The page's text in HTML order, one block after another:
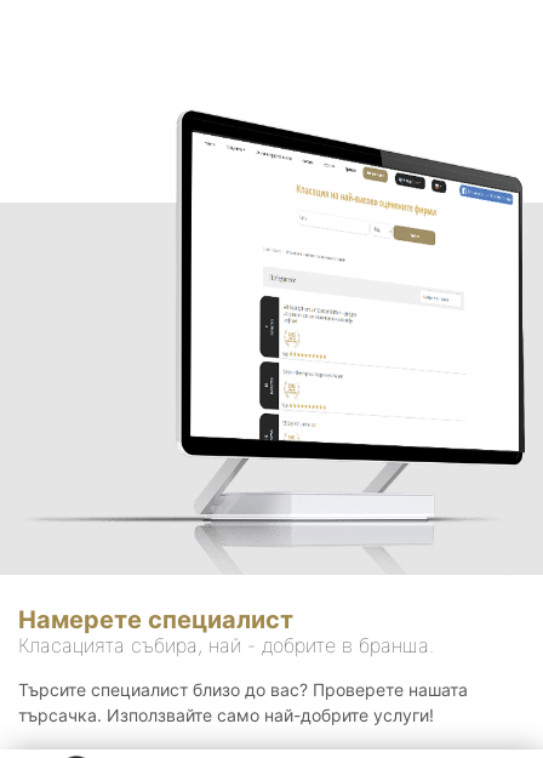
Намерете специалист
Класацията събира, най - добрите в бранша.
Търсите специалист близо до вас? Проверете нашата
търсачка. Използвайте само най-добрите услуги!